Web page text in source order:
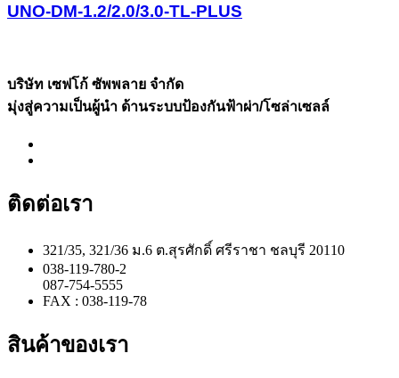
UNO-DM-1.2/2.0/3.0-TL-PLUS
บริษัท เซฟโก้ ซัพพลาย จำกัด
มุ่งสู่ความเป็นผู้นำ ด้านระบบป้องกันฟ้าผ่า/โซล่าเซลล์
ติดต่อเรา
321/35, 321/36 ม.6 ต.สุรศักดิ์ ศรีราชา ชลบุรี 20110
038-119-780-2
087-754-5555
FAX : 038-119-78
สินค้าของเรา